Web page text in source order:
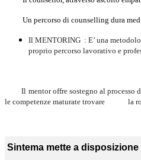
Un percorso di counselling dura
Il MENTORING : E’ una
proprio percorso lavorativo e
Il mentor offre sostegno al processo
le competenze maturate trovare la
Sintema mette a